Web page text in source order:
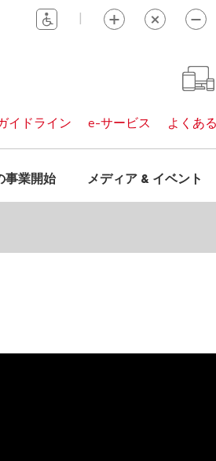
|
イドライン e-サービス よくあ
事業開始 メディア & イベント